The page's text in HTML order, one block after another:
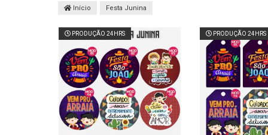
Início Festa Junina
PRODUÇÃO 24HRS PRODUÇÃO 24HRS